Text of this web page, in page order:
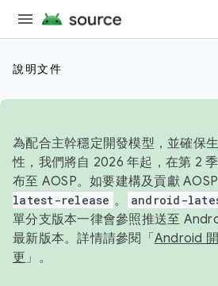
說明文件
為配合主幹穩定開發模型，並確保
性，我們將自 2026 年起，在第 2
布至 AOSP。如要建構及貢獻
latest-release 。 android-
單分支版本一律會參照推送至
最新版本。詳情請參閱「 Android
更 」。